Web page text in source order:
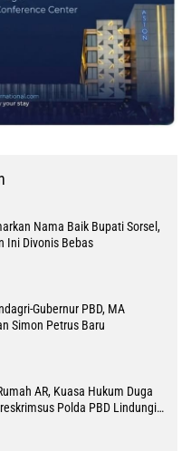
Nama Baik Bupati Sorsel,
Ini Divonis Bebas
Gubernur PBD, MA
Simon Petrus Baru
AR, Kuasa Hukum Duga
Polda PBD Lindungi